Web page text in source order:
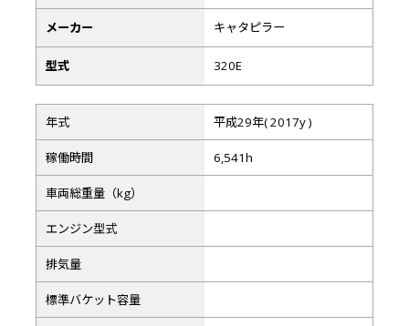
メーカー キャタピラー
型式 320E
年式 平成29年( 2017y )
稼働時間 6,541h
車両総重量（kg）
エンジン型式
排気量
標準バケット容量